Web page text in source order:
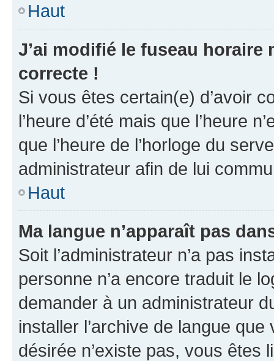
Haut
J’ai modifié le fuseau horaire
correcte !
Si vous êtes certain(e) d’avoir
l’heure d’été mais que l’heure
que l’heure de l’horloge du
administrateur afin de lui
Haut
Ma langue n’apparaît pas
Soit l’administrateur n’a pas
personne n’a encore traduit le
demander à un administrateur
installer l’archive de langue
désirée n’existe pas, vous êtes